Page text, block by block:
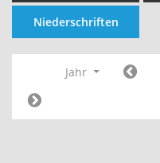
Niederschriften
Jahr